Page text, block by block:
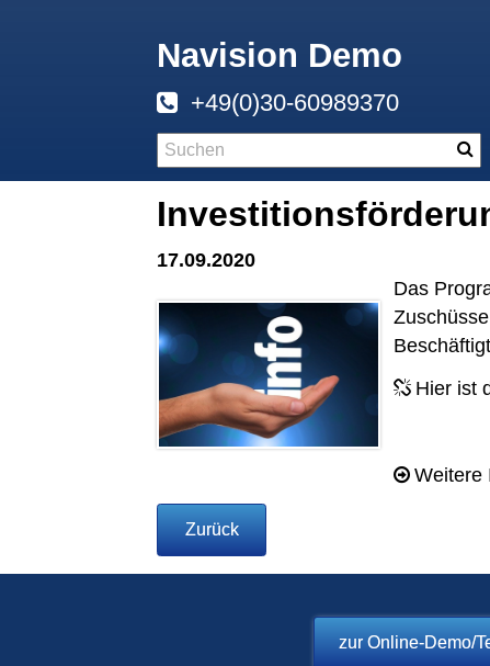
Navision Demo
+49(0)30-60989370
17.09.2020
Das
Hier ist
Weitere
Zurück
zur Online-Demo/